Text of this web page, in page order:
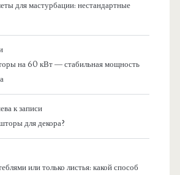
для мастурбации: нестандартные
на 60 кВт — стабильная мощность
к записи
для декора?
или только листья: какой способ